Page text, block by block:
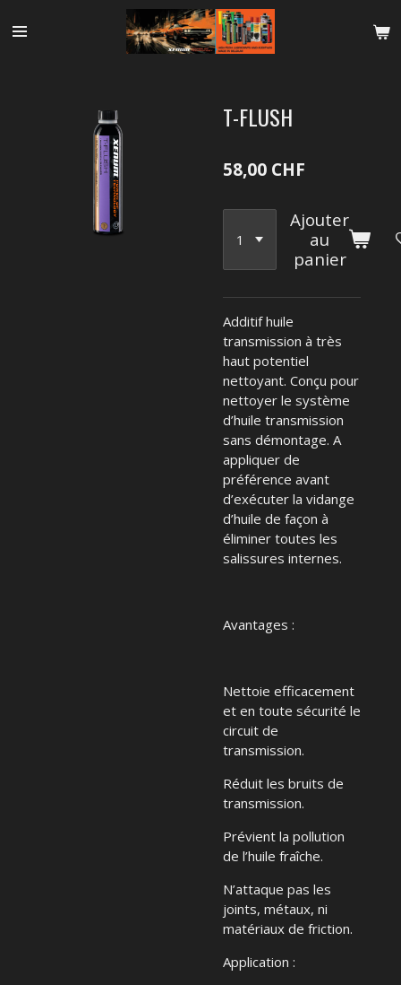
au
T-FLUSH
58,00 CHF
Ajouter
au
panier
Additif huile
transmission à très
haut potentiel
nettoyant. Conçu pour
nettoyer le système
d’huile transmission
sans démontage. A
appliquer de
préférence avant
d’exécuter la vidange
d’huile de façon à
éliminer toutes les
salissures internes.
Avantages :
Nettoie efficacement
et en toute sécurité le
circuit de
transmission.
Réduit les bruits de
transmission.
Prévient la pollution
de l’huile fraîche.
N’attaque pas les
joints, métaux, ni
matériaux de friction.
Application :